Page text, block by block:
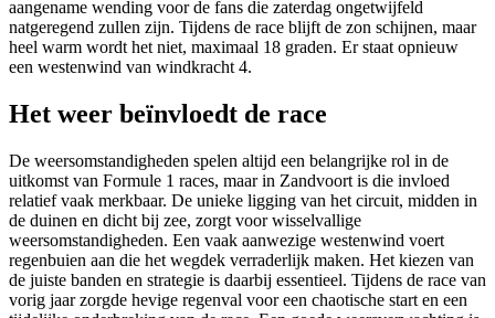
aangename wending voor de fans die zaterdag ongetwijfeld
natgeregend zullen zijn. Tijdens de race blijft de zon schijnen, maar
heel warm wordt het niet, maximaal 18 graden. Er staat opnieuw
een westenwind van windkracht 4.
Het weer beïnvloedt de race
De weersomstandigheden spelen altijd een belangrijke rol in de
uitkomst van Formule 1 races, maar in Zandvoort is die invloed
relatief vaak merkbaar. De unieke ligging van het circuit, midden in
de duinen en dicht bij zee, zorgt voor wisselvallige
weersomstandigheden. Een vaak aanwezige westenwind voert
regenbuien aan die het wegdek verraderlijk maken. Het kiezen van
de juiste banden en strategie is daarbij essentieel. Tijdens de race van
vorig jaar zorgde hevige regenval voor een chaotische start en een